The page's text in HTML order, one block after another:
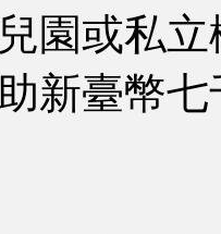
園或私
新臺幣